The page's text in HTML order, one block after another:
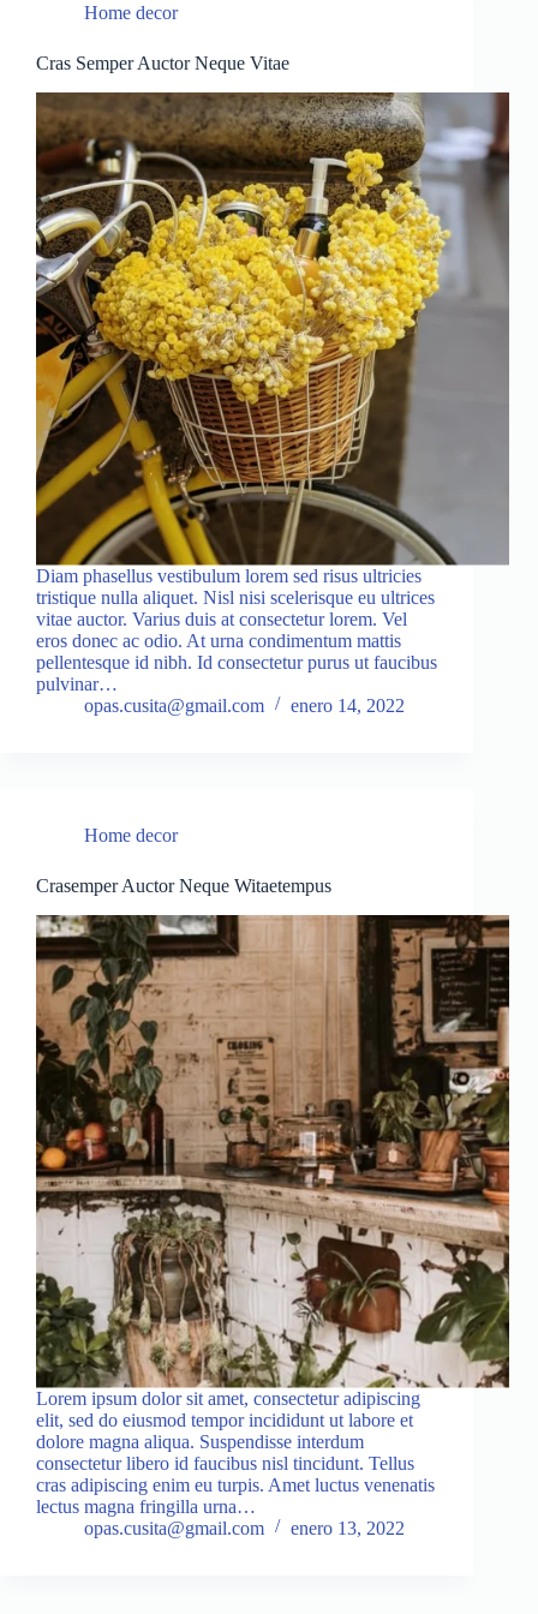
Home decor
Cras Semper Auctor Neque Vitae
Diam phasellus vestibulum lorem sed risus ultricies
tristique nulla aliquet. Nisl nisi scelerisque eu ultrices
vitae auctor. Varius duis at consectetur lorem. Vel
eros donec ac odio. At urna condimentum mattis
pellentesque id nibh. Id consectetur purus ut faucibus
pulvinar…
opas.cusita@gmail.com
enero 14, 2022
Home decor
Crasemper Auctor Neque Witaetempus
Lorem ipsum dolor sit amet, consectetur adipiscing
elit, sed do eiusmod tempor incididunt ut labore et
dolore magna aliqua. Suspendisse interdum
consectetur libero id faucibus nisl tincidunt. Tellus
cras adipiscing enim eu turpis. Amet luctus venenatis
lectus magna fringilla urna…
opas.cusita@gmail.com
enero 13, 2022